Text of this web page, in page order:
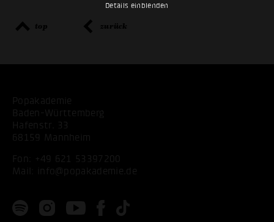
Details einblenden
top zurück
Popakademie
Baden-Württemberg
Hafenstr. 33
68159 Mannheim
Fon:
+49 621 53397200
Mail:
info@popakademie.de